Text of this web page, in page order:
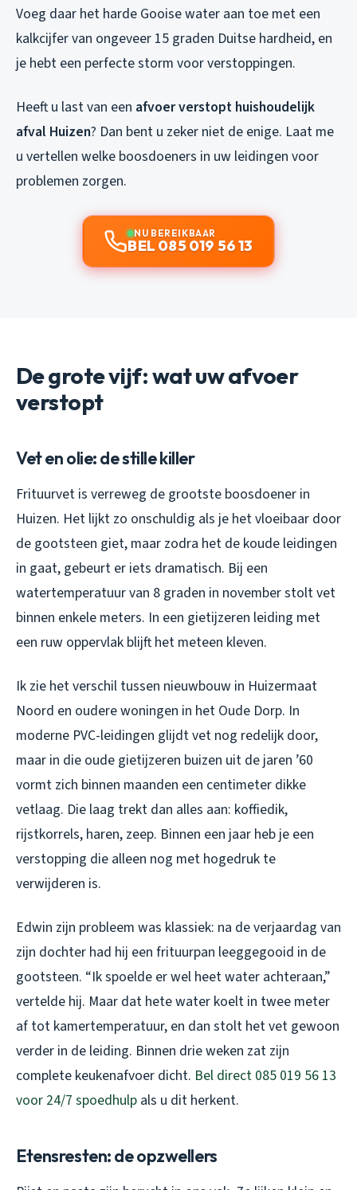
Voeg daar het harde Gooise water aan toe met een
kalkcijfer van ongeveer 15 graden Duitse hardheid, en
je hebt een perfecte storm voor verstoppingen.
Heeft u last van een afvoer verstopt huishoudelijk
afval Huizen? Dan bent u zeker niet de enige. Laat me
u vertellen welke boosdoeners in uw leidingen voor
problemen zorgen.
NU BEREIKBAAR
BEL 085 019 56 13
De grote vijf: wat uw afvoer
verstopt
Vet en olie: de stille killer
Frituurvet is verreweg de grootste boosdoener in
Huizen. Het lijkt zo onschuldig als je het vloeibaar door
de gootsteen giet, maar zodra het de koude leidingen
in gaat, gebeurt er iets dramatisch. Bij een
watertemperatuur van 8 graden in november stolt vet
binnen enkele meters. In een gietijzeren leiding met
een ruw oppervlak blijft het meteen kleven.
Ik zie het verschil tussen nieuwbouw in Huizermaat
Noord en oudere woningen in het Oude Dorp. In
moderne PVC-leidingen glijdt vet nog redelijk door,
maar in die oude gietijzeren buizen uit de jaren ’60
vormt zich binnen maanden een centimeter dikke
vetlaag. Die laag trekt dan alles aan: koffiedik,
rijstkorrels, haren, zeep. Binnen een jaar heb je een
verstopping die alleen nog met hogedruk te
verwijderen is.
Edwin zijn probleem was klassiek: na de verjaardag van
zijn dochter had hij een frituurpan leeggegooid in de
gootsteen. “Ik spoelde er wel heet water achteraan,”
vertelde hij. Maar dat hete water koelt in twee meter
af tot kamertemperatuur, en dan stolt het vet gewoon
verder in de leiding. Binnen drie weken zat zijn
complete keukenafvoer dicht. Bel direct 085 019 56 13
voor 24/7 spoedhulp als u dit herkent.
Etensresten: de opzwellers